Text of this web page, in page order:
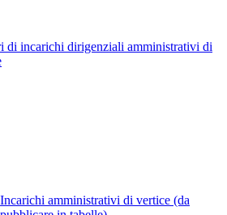
di incarichi dirigenziali amministrativi di
Incarichi amministrativi di vertice (da